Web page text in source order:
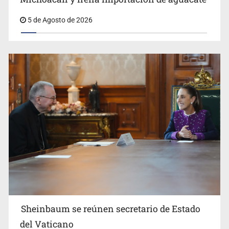
5 de Agosto de 2026
Sheinbaum se reúnen secretario de Estado
del Vaticano